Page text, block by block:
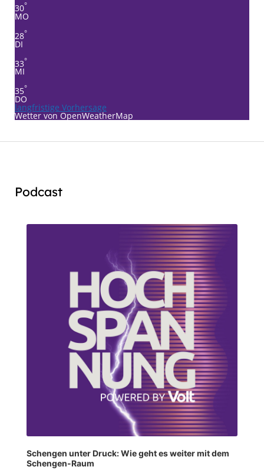
30°
MO
28°
DI
33°
MI
35°
DO
langfristige Vorhersage
Wetter von OpenWeatherMap
Podcast
Player
Schengen unter Druck: Wie geht es weiter mit dem
Schengen-Raum